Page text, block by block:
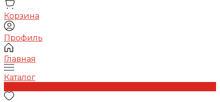
Корзина
Профиль
Главная
Каталог